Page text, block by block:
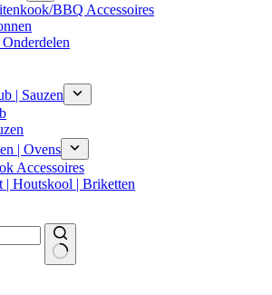
BBQ Accessoires
| Sauzen
| Ovens
Accessoires
| Houtskool | Briketten